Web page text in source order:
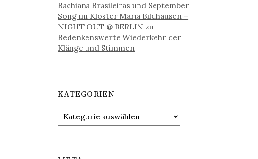
Bachiana Brasileiras und September
Song im Kloster Maria Bildhausen –
NIGHT OUT @ BERLIN zu
Bedenkenswerte Wiederkehr der
Klänge und Stimmen
KATEGORIEN
Kategorien